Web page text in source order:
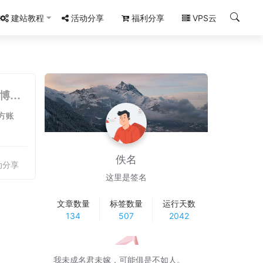
建站教程 活动分享 福利分享 VPS云
微博企业蓝V认证全国限时免费，一键开通微博小店，免费开启微博直播等权益
账
分享 佚名
这里是签名
文章数量
134
标签数量
507
运行天数
2042
我未成名君未嫁，可能俱是不如人。